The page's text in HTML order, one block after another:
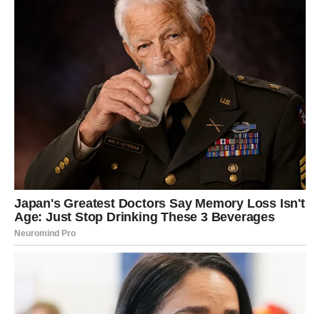
JEDAN SUSRET MIJENJA SVE
Tokom juna posebnu ulogu ima osoba koja ulazi u vaš
Možda ćete je upoznati sasvim slučajno.